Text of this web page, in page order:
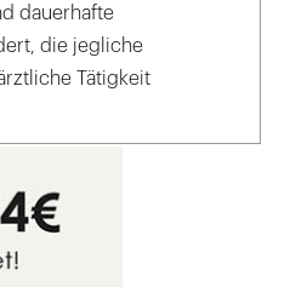
dauerhafte
die jegliche
Tätigkeit